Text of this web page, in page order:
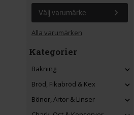
Välj varumärke
Alla varumärken
Kategorier
Bakning
Bröd, Fikabröd & Kex
Bönor, Ärtor & Linser